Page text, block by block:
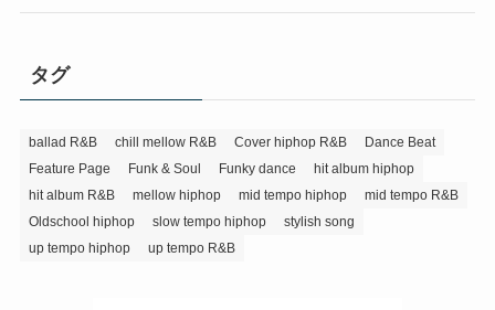
タグ
ballad R&B chill mellow R&B Cover hiphop R&B
Dance Beat
Feature Page
Funk & Soul Funky dance
hit album hiphop
hit album R&B
mellow hiphop mid tempo hiphop
mid tempo R&B
Oldschool hiphop
slow tempo hiphop
stylish song
up tempo hiphop
up tempo R&B